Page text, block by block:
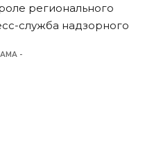
регионального
служба надзорного
-